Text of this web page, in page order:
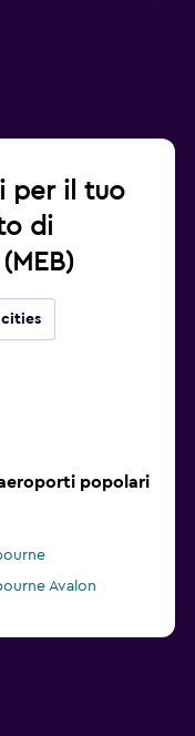
per il tuo
di
cities
popolari
Avalon